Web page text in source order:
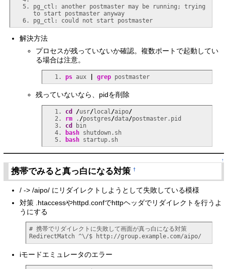
pg_ctl: another postmaster may be running; trying
to start postmaster anyway
pg_ctl: could not start postmaster
解決方法
プロセスが残っていないか確認。複数ポートで起動してい
る場合は注意。
ps aux grep postmaster
残っていないなら、pidを削除
cd /usr/local/aipo/
rm . /postgres/data/
cd
bin
bash
shutdown.sh
bash
startup.sh
↑
携帯でみると真っ白になる対策†
/ -> /aipo/ にリダイレクトしようとして失敗している模様
対策 .htaccessやhttpd.confでhttpヘッダでリダイレクトを行うよ
うにする
# 携帯でリダイレクトに失敗して画面が真っ白になる対策
RedirectMatch ^\/$ http://group.example.com/aipo/
iモードエミュレータのエラー